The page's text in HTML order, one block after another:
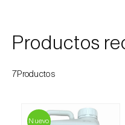
Coleópteros de
Productos
7Productos
Nuevo